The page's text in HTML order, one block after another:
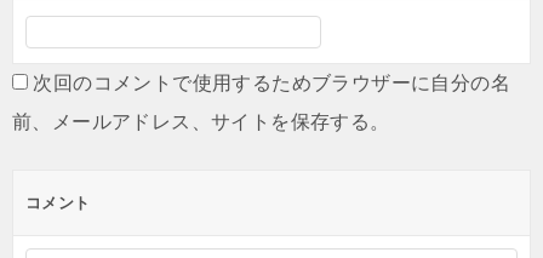
次回のコメントで使用するためブラウザーに自分の名
前、メールアドレス、サイトを保存する。
コメント